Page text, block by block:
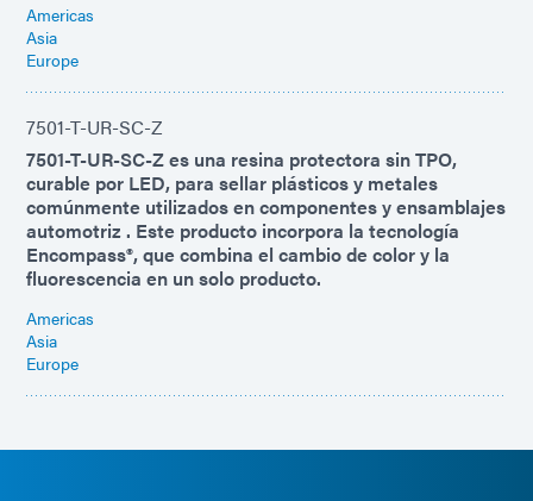
Americas
Asia
Europe
7501-T-UR-SC-Z
7501-T-UR-SC-Z es una resina protectora sin TPO,
curable por LED, para sellar plásticos y metales
comúnmente utilizados en componentes y ensamblajes
automotriz . Este producto incorpora la tecnología
Encompass®, que combina el cambio de color y la
fluorescencia en un solo producto.
Americas
Asia
Europe